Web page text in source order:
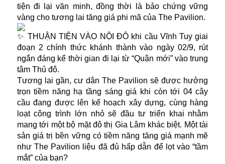
tiện đi lại văn minh, đồng thời là bảo chứng vững
vàng cho tương lai tăng giá phi mã của The Pavilion.
THUẬN TIỆN VÀO NỘI ĐÔ khi cầu Vĩnh Tuy giai
đoạn 2 chính thức khánh thành vào ngày 02/9, rút
ngắn đáng kể thời gian đi lại từ “Quận mới” vào trung
tâm Thủ đô.
Tương lai gần, cư dân The Pavilion sẽ được hưởng
trọn tiềm năng hạ tầng sáng giá khi còn tới 04 cây
cầu đang được lên kế hoạch xây dựng, cùng hàng
loạt công trình lớn nhỏ sẽ đầu tư triển khai nhằm
mang tới một bộ mặt đô thị Gia Lâm khác biệt. Một tài
sản giá trị bền vững có tiềm năng tăng giá mạnh mẽ
như The Pavilion liệu đã đủ hấp dẫn để lọt vào “tầm
mắt” của bạn?